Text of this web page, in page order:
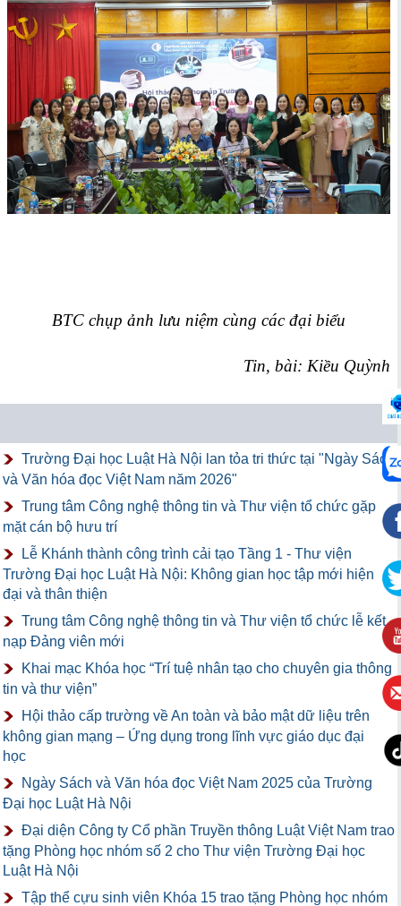
BTC chụp ảnh lưu niệm cùng các đại biểu
Tin, bài: Kiều Quỳnh
Trường Đại học Luật Hà Nội lan tỏa tri thức tại "Ngày Sách
và Văn hóa đọc Việt Nam năm 2026"
Trung tâm Công nghệ thông tin và Thư viện tổ chức gặp
mặt cán bộ hưu trí
Lễ Khánh thành công trình cải tạo Tầng 1 - Thư viện
Trường Đại học Luật Hà Nội: Không gian học tập mới hiện
đại và thân thiện
Trung tâm Công nghệ thông tin và Thư viện tổ chức lễ kết
nạp Đảng viên mới
Khai mạc Khóa học “Trí tuệ nhân tạo cho chuyên gia thông
tin và thư viện”
Hội thảo cấp trường về An toàn và bảo mật dữ liệu trên
không gian mạng – Ứng dụng trong lĩnh vực giáo dục đại
học
Ngày Sách và Văn hóa đọc Việt Nam 2025 của Trường
Đại học Luật Hà Nội
Đại diện Công ty Cổ phần Truyền thông Luật Việt Nam trao
tặng Phòng học nhóm số 2 cho Thư viện Trường Đại học
Luật Hà Nội
Tập thể cựu sinh viên Khóa 15 trao tặng Phòng học nhóm